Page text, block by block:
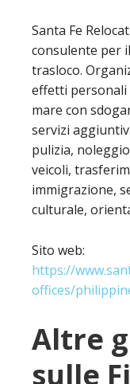
Santa Fe
consulente per
trasloco.
effetti
mare con
servizi
pulizia,
veicoli,
immigrazione,
culturale,
Sito web:
https://
offices/
Altre
sulle